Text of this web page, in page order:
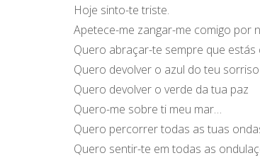
Hoje sinto-te triste.
Apetece-me zangar-me comigo
Quero abraçar-te sempre que estás
Quero devolver o azul do teu sorriso
Quero devolver o verde da tua paz
Quero-me sobre ti meu mar…
Quero percorrer todas as tuas
Quero sentir-te em todas as